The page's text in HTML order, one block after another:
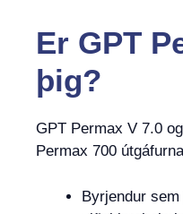
Er GPT
þig?
GPT Permax V 7.0
Permax 700
Byrjendur